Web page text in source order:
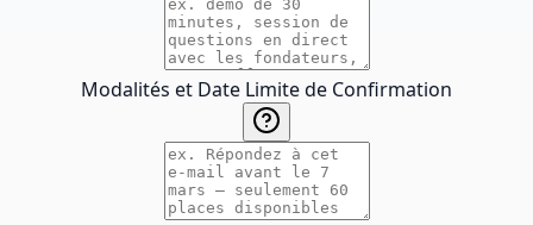
Modalités et Date Limite de Confirmation